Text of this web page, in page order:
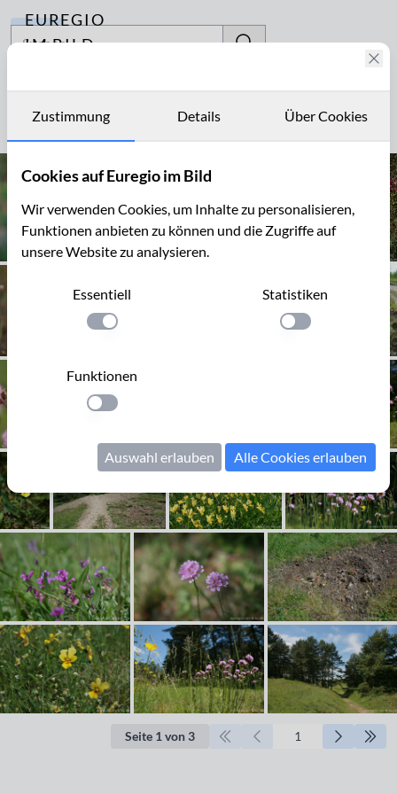
EUREGIO
IM BILD
Archiv
Kontakt
Archiv
Seite 1 von 3
Zustimmung Details Über Cookies
Cookies auf Euregio im Bild
Wir verwenden Cookies, um Inhalte zu personalisieren,
Funktionen anbieten zu können und die Zugriffe auf
unsere Website zu analysieren.
Essentiell
Einstellung anwenden
Statistiken
Einstellung
Funktionen
Einstellung anwenden
Auswahl erlauben Alle Cookies erlauben